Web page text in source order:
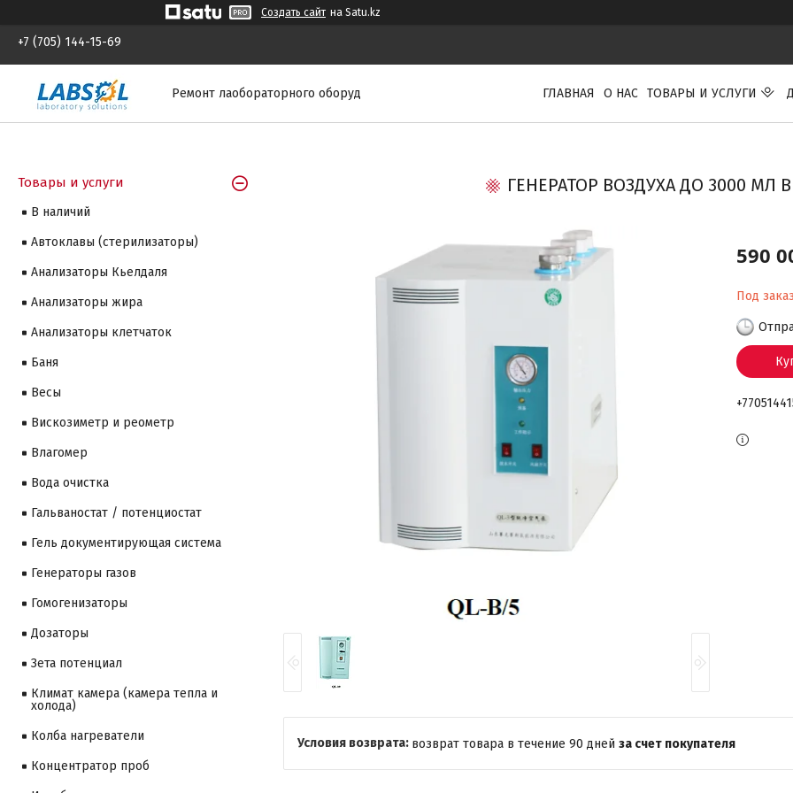
Создать сайт на Satu.kz
+7 (705) 144-15-69
Ремонт лаобораторного оборуд ГЛАВНАЯ О НАС ТОВАРЫ И УСЛУГИ
ГЕНЕРАТОР ВОЗДУХА ДО 3000 МЛ
590
Под
возврат товара в течение 90 дней за счет покупателя
Товары и услуги
В наличий
Автоклавы (стерилизаторы)
Анализаторы Кьелдаля
Анализаторы жира
Анализаторы клетчаток
Баня
Весы
Вискозиметр и реометр
Влагомер
Вода очистка
Гальваностат / потенциостат
Гель документирующая система
Генераторы газов
Гомогенизаторы
Дозаторы
Зета потенциал
Климат камера (камера тепла и
холода)
Колба нагреватели
Концентратор проб